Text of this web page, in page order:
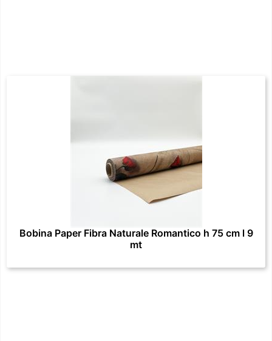
Bobina Paper Fibra Naturale Romantico h 75 cm l 9
mt